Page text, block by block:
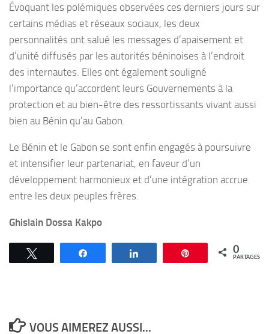
Évoquant les polémiques observées ces derniers jours sur
certains médias et réseaux sociaux, les deux
personnalités ont salué les messages d’apaisement et
d’unité diffusés par les autorités béninoises à l’endroit
des internautes. Elles ont également souligné
l’importance qu’accordent leurs Gouvernements à la
protection et au bien-être des ressortissants vivant aussi
bien au Bénin qu’au Gabon.
Le Bénin et le Gabon se sont enfin engagés à poursuivre
et intensifier leur partenariat, en faveur d’un
développement harmonieux et d’une intégration accrue
entre les deux peuples frères.
Ghislain Dossa Kakpo
Épingle 0
PARTAGES
VOUS AIMEREZ AUSSI...